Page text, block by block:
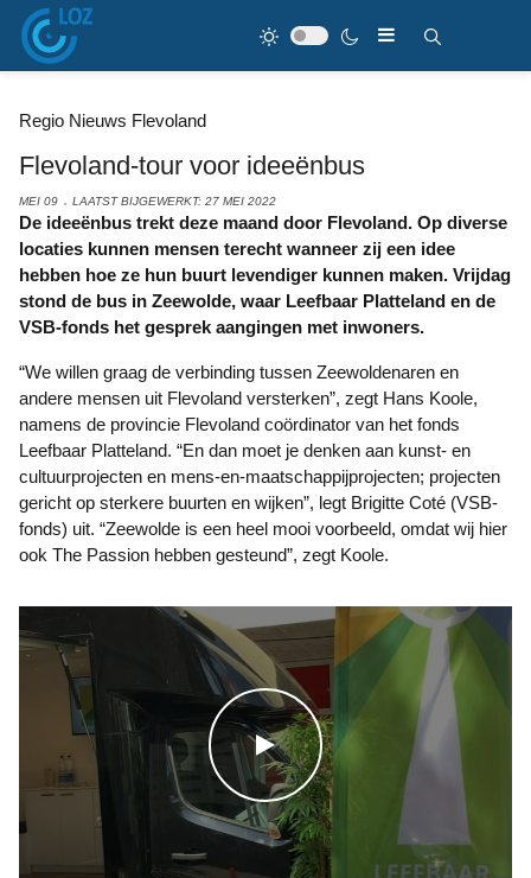
Regio Nieuws Flevoland
Flevoland-tour voor ideeënbus
MEI 09 LAATST BIJGEWERKT: 27 MEI 2022
De ideeënbus trekt deze maand door Flevoland. Op diverse
locaties kunnen mensen terecht wanneer zij een idee
hebben hoe ze hun buurt levendiger kunnen maken. Vrijdag
stond de bus in Zeewolde, waar Leefbaar Platteland en de
VSB-fonds het gesprek aangingen met inwoners.
“We willen graag de verbinding tussen Zeewoldenaren en
andere mensen uit Flevoland versterken”, zegt Hans Koole,
namens de provincie Flevoland coördinator van het fonds
Leefbaar Platteland. “En dan moet je denken aan kunst- en
cultuurprojecten en mens-en-maatschappijprojecten; projecten
gericht op sterkere buurten en wijken”, legt Brigitte Coté (VSB-
fonds) uit. “Zeewolde is een heel mooi voorbeeld, omdat wij hier
ook The Passion hebben gesteund”, zegt Koole.
WATCH THE VIDEO